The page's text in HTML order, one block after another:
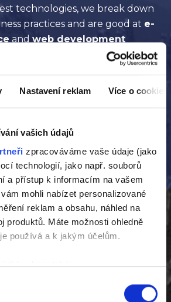
Nastavení reklam Více o cookies
vašich údajů
zpracováváme vaše údaje (jako
technologií, jako např. souborů
a přístup k informacím na vašem
mohli nabízet personalizované
reklam a obsahu, náhled na
produktů. Máte možnosti ohledně
používá a k jakým účelům.
bychom také:
být přesné na několik metrů
technologies, we break down
practices and are good at e-
and web development
performance marketingand
work
. If you are looking
your business into the third
you.